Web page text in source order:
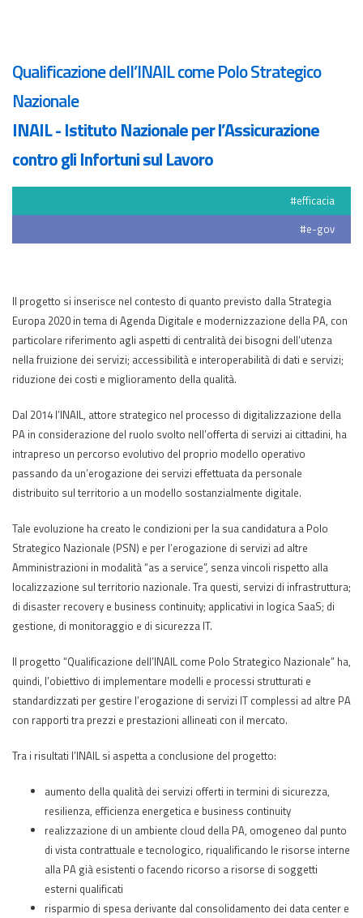
Qualificazione dell’INAIL come Polo Strategico
Nazionale
INAIL - Istituto Nazionale per l’Assicurazione
contro gli Infortuni sul Lavoro
#efficacia
#e-gov
Il progetto si inserisce nel contesto di quanto previsto dalla Strategia
Europa 2020 in tema di Agenda Digitale e modernizzazione della PA, con
particolare riferimento agli aspetti di centralità dei bisogni dell’utenza
nella fruizione dei servizi; accessibilità e interoperabilità di dati e servizi;
riduzione dei costi e miglioramento della qualità.
Dal 2014 l’INAIL, attore strategico nel processo di digitalizzazione della
PA in considerazione del ruolo svolto nell’offerta di servizi ai cittadini, ha
intrapreso un percorso evolutivo del proprio modello operativo
passando da un’erogazione dei servizi effettuata da personale
distribuito sul territorio a un modello sostanzialmente digitale.
Tale evoluzione ha creato le condizioni per la sua candidatura a Polo
Strategico Nazionale (PSN) e per l’erogazione di servizi ad altre
Amministrazioni in modalità “as a service”, senza vincoli rispetto alla
localizzazione sul territorio nazionale. Tra questi, servizi di infrastruttura;
di disaster recovery e business continuity; applicativi in logica SaaS; di
gestione, di monitoraggio e di sicurezza IT.
Il progetto “Qualificazione dell’INAIL come Polo Strategico Nazionale” ha,
quindi, l’obiettivo di implementare modelli e processi strutturati e
standardizzati per gestire l’erogazione di servizi IT complessi ad altre PA
con rapporti tra prezzi e prestazioni allineati con il mercato.
Tra i risultati l’INAIL si aspetta a conclusione del progetto:
aumento della qualità dei servizi offerti in termini di sicurezza,
resilienza, efficienza energetica e business continuity
realizzazione di un ambiente cloud della PA, omogeneo dal punto
di vista contrattuale e tecnologico, riqualificando le risorse interne
alla PA già esistenti o facendo ricorso a risorse di soggetti
esterni qualificati
risparmio di spesa derivante dal consolidamento dei data center e